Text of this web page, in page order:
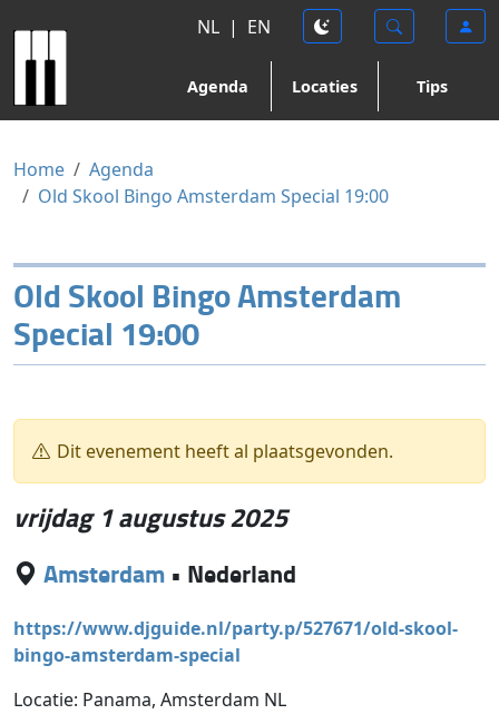
NL | EN
Agenda Locaties Tips
Home
Agenda
Old Skool Bingo Amsterdam Special 19:00
Old Skool Bingo Amsterdam
Special 19:00
Dit evenement heeft al plaatsgevonden.
vrijdag 1 augustus 2025
Amsterdam • Nederland
https://www.djguide.nl/party.p/527671/old-skool-
bingo-amsterdam-special
Locatie: Panama, Amsterdam NL